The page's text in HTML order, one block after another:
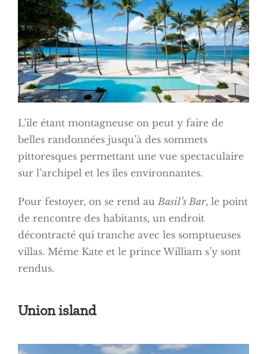
L’île étant montagneuse on peut y faire de
belles randonnées jusqu’à des sommets
pittoresques permettant une vue spectaculaire
sur l’archipel et les îles environnantes.
Pour festoyer, on se rend au Basil’s Bar, le point
de rencontre des habitants, un endroit
décontracté qui tranche avec les somptueuses
villas. Même Kate et le prince William s’y sont
rendus.
Union island